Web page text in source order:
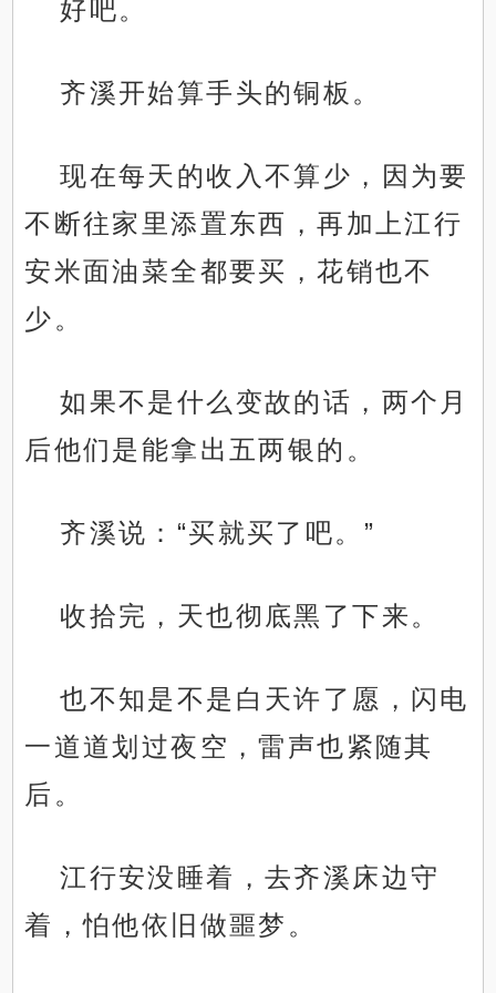
好吧。
齐溪开始算手头的铜板。
现在每天的收入不算少，因为要
不断往家里添置东西，再加上江行
安米面油菜全都要买，花销也不
少。
如果不是什么变故的话，两个月
后他们是能拿出五两银的。
齐溪说：“买就买了吧。”
收拾完，天也彻底黑了下来。
也不知是不是白天许了愿，闪电
一道道划过夜空，雷声也紧随其
后。
江行安没睡着，去齐溪床边守
着，怕他依旧做噩梦。